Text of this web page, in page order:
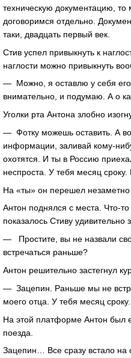
техническую документацию,
договоримся отдельно.
таки, двадцать первый век.
Стив успел привыкнуть к
наглости можно привыкнуть
— Можно, я оставлю у себя
внимательно, и подумаю. А о
Уголки рта Антона злобно
— Фотку можешь оставить. А
информации, заливай кому-
охотятся. И ты в Россию
неспроста. У тебя месяц
На «ты» он перешел
Антон поднялся с места. Что-
показалось Стиву удивительно
— Простите, вы не назвали
встречаться раньше?
Антон решительно застегнул
— Зацепин. Раньше мы не
моего отца. У тебя месяц
На этой платформе Антон был
поезда.
Зацепин… Все сразу встало на